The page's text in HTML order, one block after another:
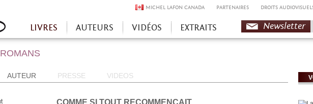
MICHEL LAFON CANADA PARTENAIRES DROITS
LIVRES AUTEURS VIDÉOS EXTRAITS Newsletter
ROMANS
AUTEUR PRESSE VIDEOS
COMME SI TOUT RECOMMENÇAIT